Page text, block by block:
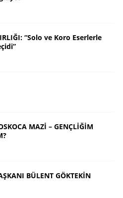
“Solo ve Koro Eserlerle
MAZİ – GENÇLİĞİM
BÜLENT GÖKTEKİN